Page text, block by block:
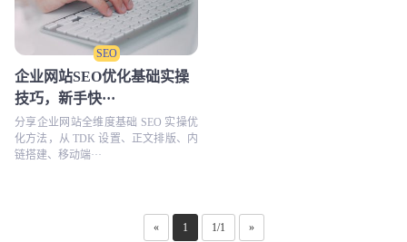
SEO
企业网站SEO优化基础实操
技巧，新手快···
分享企业网站全维度基础 SEO 实操优
化方法，从 TDK 设置、正文排版、内
链搭建、移动端···
« 1 1/1 »